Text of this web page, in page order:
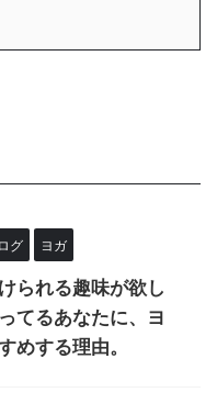
グ ヨガ
られる趣味が欲し
てるあなたに、ヨ
めする理由。